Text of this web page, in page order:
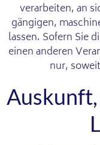
verarbeiten, an
gängigen,
lassen. Sofern Sie
einen anderen
nur,